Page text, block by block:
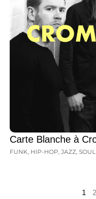
Carte Blanche à
FUNK, HIP-HOP, JAZZ, SOUL
1 2